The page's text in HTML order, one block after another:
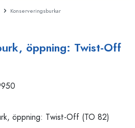
Konserveringsburkar
öppning: Twist-Off